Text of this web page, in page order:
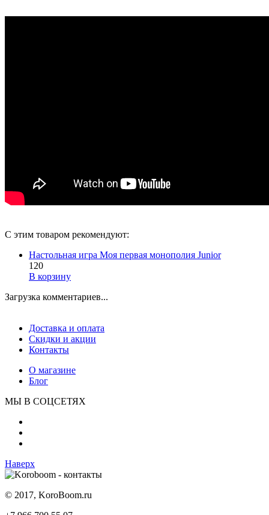
С этим товаром рекомендуют:
Настольная игра Моя первая монополия Junior
120
В корзину
Загрузка комментариев...
Доставка и оплата
Скидки и акции
Контакты
О магазине
Блог
МЫ В СОЦСЕТЯХ
Наверх
© 2017, KoroBoom.ru